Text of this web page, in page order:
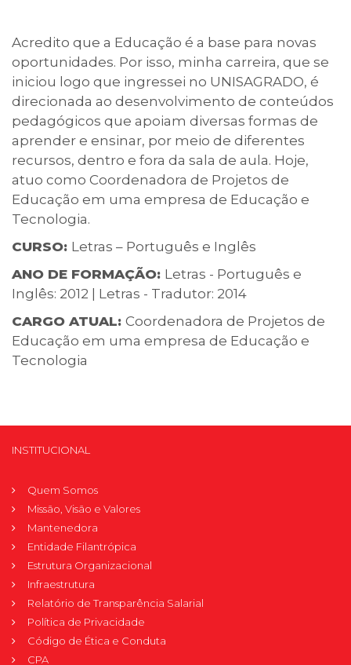
Contatos
Calendário acadêmico
Internacionalização
UATI
Acredito que a Educação é a base para novas
oportunidades. Por isso, minha carreira, que se
iniciou logo que ingressei no UNISAGRADO, é
direcionada ao desenvolvimento de conteúdos
pedagógicos que apoiam diversas formas de
aprender e ensinar, por meio de diferentes
recursos, dentro e fora da sala de aula. Hoje,
atuo como Coordenadora de Projetos de
Educação em uma empresa de Educação e
Tecnologia.
CURSO: Letras – Português e Inglês
ANO DE FORMAÇÃO: Letras - Português e
Inglês: 2012 | Letras - Tradutor: 2014
CARGO ATUAL: Coordenadora de Projetos de
Educação em uma empresa de Educação e
Tecnologia
INSTITUCIONAL
Quem Somos
Missão, Visão e Valores
Mantenedora
Entidade Filantrópica
Estrutura Organizacional
Infraestrutura
Relatório de Transparência Salarial
Política de Privacidade
Código de Ética e Conduta
CPA